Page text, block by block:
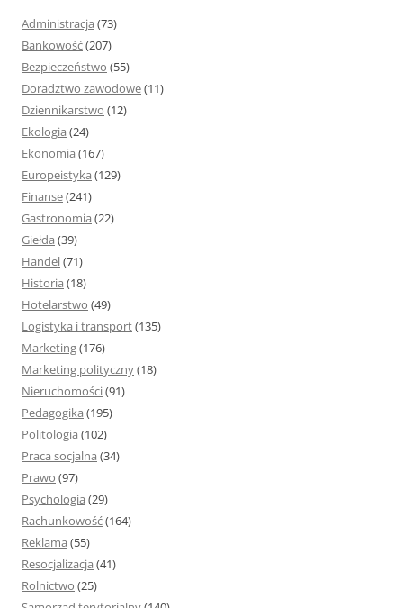
Administracja (73)
Bankowość(207)
Bezpieczeństwo (55)
Doradztwo zawodowe(11)
Dziennikarstwo (12)
Ekologia (24)
Ekonomia (167)
Europeistyka (129)
Finanse(241)
Gastronomia (22)
Giełda (39)
Handel(71)
Historia (18)
Hotelarstwo (49)
Logistyka i transport(135)
Marketing(176)
Marketing polityczny(18)
Nieruchomości(91)
Pedagogika (195)
Politologia (102)
Praca socjalna (34)
Prawo (97)
Psychologia (29)
Rachunkowość(164)
Reklama (55)
Resocjalizacja (41)
Rolnictwo (25)